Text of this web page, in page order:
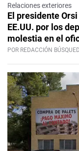
Relaciones exteriores
El presidente
EE.UU. por los
molestia en el
POR REDACCIÓN